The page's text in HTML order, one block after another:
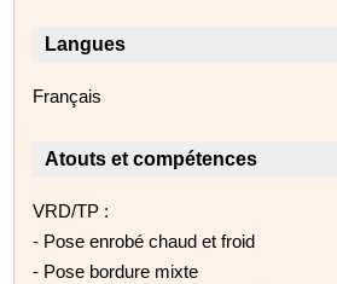
Langues
Français
Atouts et compétences
VRD/TP :
- Pose enrobé chaud et froid
- Pose bordure mixte